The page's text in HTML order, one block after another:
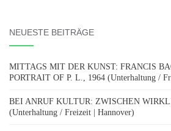
NEUESTE BEITRÄGE
MITTAGS MIT DER KUNST: FRANCIS
PORTRAIT OF P. L., 1964 (Unterhaltung /
BEI ANRUF KULTUR: ZWISCHEN
(Unterhaltung / Freizeit | Hannover)